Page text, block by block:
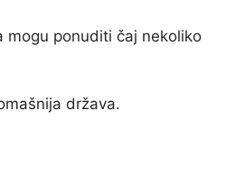
mogu ponuditi čaj nekoliko
država.